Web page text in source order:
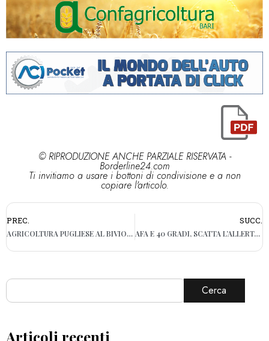
© RIPRODUZIONE ANCHE PARZIALE RISERVATA -
Borderline24.com
Ti invitiamo a usare i bottoni di condivisione e a non
copiare l'articolo.
PREC.
AGRICOLTURA PUGLIESE AL BIVIO: PARTE LA RACCOLTA MA È ALLARME SICCITÀ
SUCC.
AFA E 40 GRADI, SCATTA L’ALLERTA NELLE STALLE IN PUGLIA: MUCCHE STRESSATE, LATTE GIÙ DEL 15%
Cerca
Articoli recenti